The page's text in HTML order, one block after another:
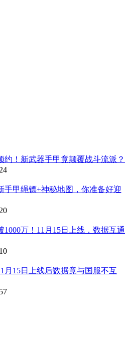
约！新武器手甲竟颠覆战斗流派？
手甲绳镖+神秘地图，你准备好迎
万！11月15日上线，数据互通
月15日上线后数据竟与国服不互